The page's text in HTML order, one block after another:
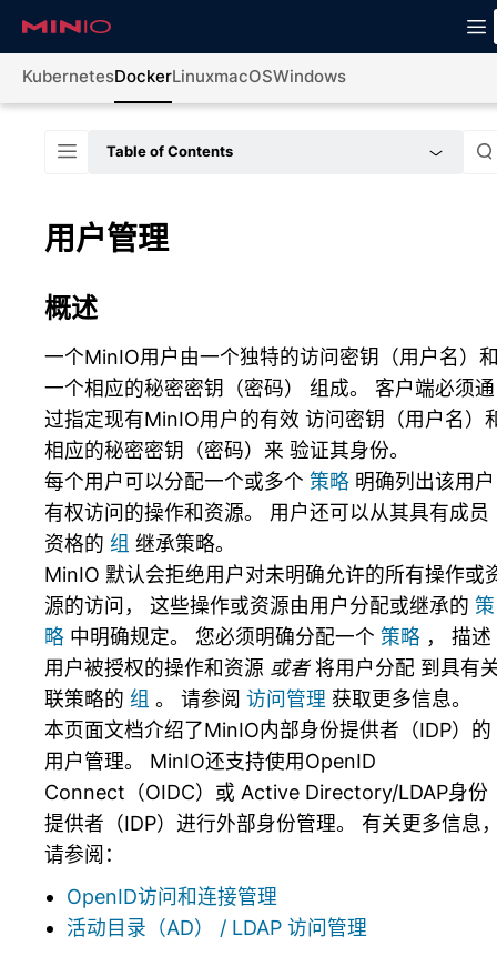
KubernetesDockerLinuxmacOSWindows
Table of Contents
用户管理
概述
一个MinIO用户由一个独特的访问密钥（用户名）
一个相应的秘密密钥（密码） 组成。 客户端必须通
过指定现有MinIO用户的有效 访问密钥（用户名）
相应的秘密密钥（密码）来 验证其身份。
每个用户可以分配一个或多个 策略 明确列出该用户
有权访问的操作和资源。 用户还可以从其具有成员
资格的 组 继承策略。
MinIO 默认会拒绝用户对未明确允许的所有操作或
源的访问， 这些操作或资源由用户分配或继承的 策
略 中明确规定。 您必须明确分配一个 策略 ， 描述
用户被授权的操作和资源 或者将用户分配 到具有
联策略的 组 。 请参阅 访问管理 获取更多信息。
本页面文档介绍了MinIO内部身份提供者（IDP）的
用户管理。 MinIO还支持使用OpenID
Connect（OIDC）或 Active Directory/LDAP身份
提供者（IDP）进行外部身份管理。 有关更多信息
请参阅：
OpenID访问和连接管理
活动目录（AD） / LDAP 访问管理